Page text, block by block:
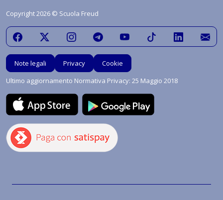
Copyright 2026 © Scuola Freud
Note legali Privacy
Cookie
Ultimo aggiornamento Normativa Privacy: 25 Maggio 2018